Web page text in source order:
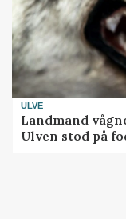
ULVE
Landmand
Ulven stod på